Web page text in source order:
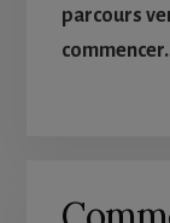
parcours